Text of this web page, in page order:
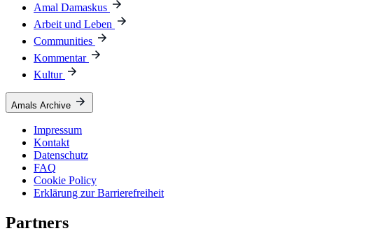
Amal Damaskus
Arbeit und Leben
Communities
Kommentar
Kultur
Amals Archive
Impressum
Kontakt
Datenschutz
FAQ
Cookie Policy
Erklärung zur Barrierefreiheit
Partners